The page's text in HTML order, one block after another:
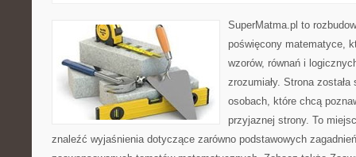
SuperMatma.pl to
poświęcony matematyce,
wzorów, równań i
zrozumiały. Strona
osobach, które chcą
przyjaznej strony. To
znaleźć wyjaśnienia dotyczące zarówno podstawowych